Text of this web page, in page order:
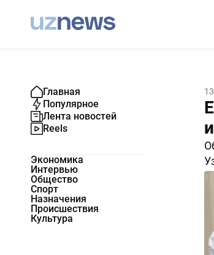
Главная
Популярное
Лента новостей
Reels
Экономика
Интервью
Общество
Спорт
Назначения
Происшествия
Культура